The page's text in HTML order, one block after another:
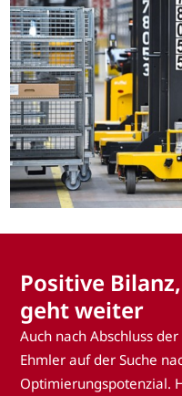
Positive
geht weiter
Auch nach Abschluss
Ehmler auf der Suche
Optimierungspotenzial.